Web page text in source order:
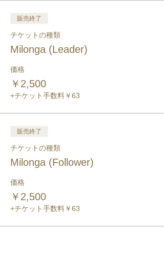
販売終了
チケットの種類
Milonga (Leader)
価格
￥2,500
+チケット手数料￥63
販売終了
チケットの種類
Milonga (Follower)
価格
￥2,500
+チケット手数料￥63